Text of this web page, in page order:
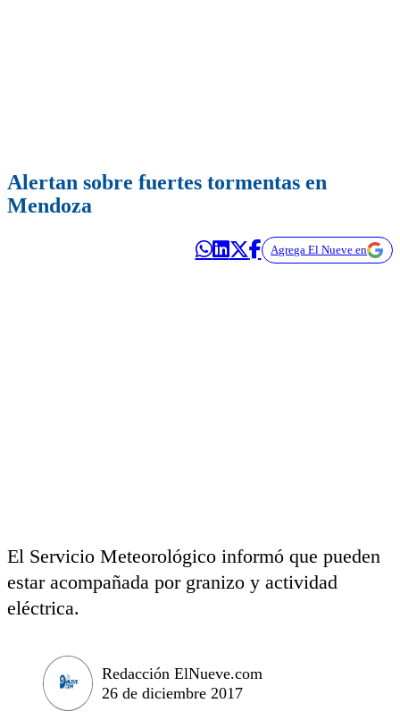
Alertan sobre fuertes tormentas en
Mendoza
Agrega El Nueve en
El Servicio Meteorológico informó que pueden
estar acompañada por granizo y actividad
eléctrica.
Redacción ElNueve.com
26 de diciembre 2017